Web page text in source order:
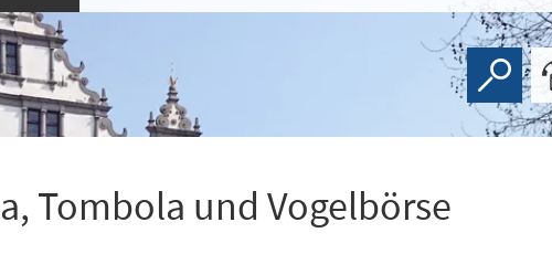
Tombola und Vogelbörse